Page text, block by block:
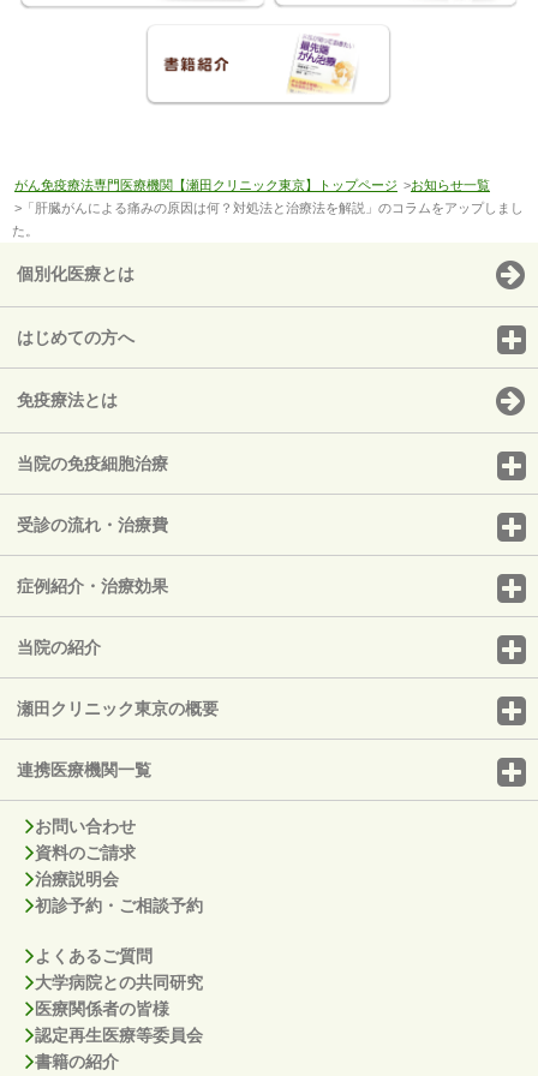
がん免疫療法専門医療機関【瀬田クリニック東京】トップページ >お知らせ一覧
>「肝臓がんによる痛みの原因は何？対処法と治療法を解説」のコラムをアップしまし
た。
個別化医療とは
はじめての方へ
免疫療法とは
当院の免疫細胞治療
受診の流れ・治療費
症例紹介・治療効果
当院の紹介
瀬田クリニック東京の概要
連携医療機関一覧
お問い合わせ
資料のご請求
治療説明会
初診予約・ご相談予約
よくあるご質問
大学病院との共同研究
医療関係者の皆様
認定再生医療等委員会
書籍の紹介